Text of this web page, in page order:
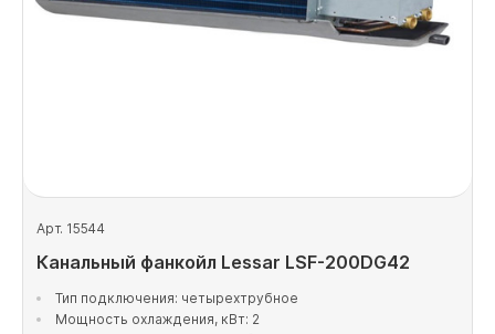
Арт. 15544
Канальный фанкойл Lessar LSF-200DG42
Тип подключения: четырехтрубное
Мощность охлаждения, кВт: 2